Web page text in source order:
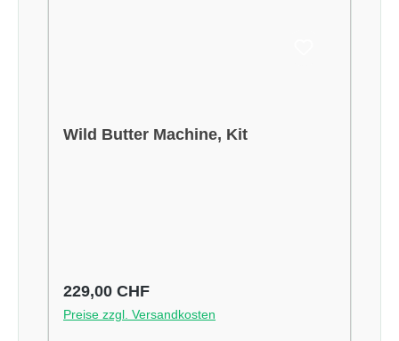
Wild Butter Machine, Kit
Regulärer Preis:
229,00 CHF
Preise zzgl. Versandkosten